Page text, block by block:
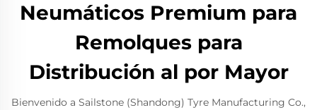
Neumáticos Premium para
Remolques para
Distribución al por Mayor
Bienvenido a Sailstone (Shandong) Tyre Manufacturing Co.,